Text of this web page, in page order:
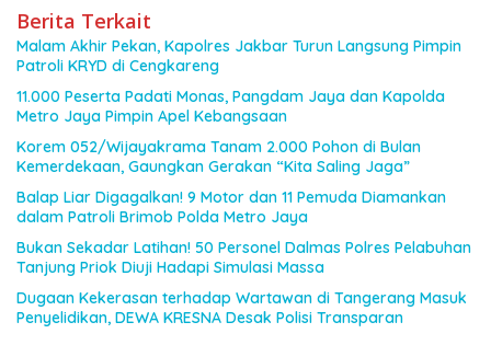
Berita Terkait
Malam Akhir Pekan, Kapolres Jakbar Turun Langsung Pimpin
Patroli KRYD di Cengkareng
11.000 Peserta Padati Monas, Pangdam Jaya dan Kapolda
Metro Jaya Pimpin Apel Kebangsaan
Korem 052/Wijayakrama Tanam 2.000 Pohon di Bulan
Kemerdekaan, Gaungkan Gerakan “Kita Saling Jaga”
Balap Liar Digagalkan! 9 Motor dan 11 Pemuda Diamankan
dalam Patroli Brimob Polda Metro Jaya
Bukan Sekadar Latihan! 50 Personel Dalmas Polres Pelabuhan
Tanjung Priok Diuji Hadapi Simulasi Massa
Dugaan Kekerasan terhadap Wartawan di Tangerang Masuk
Penyelidikan, DEWA KRESNA Desak Polisi Transparan